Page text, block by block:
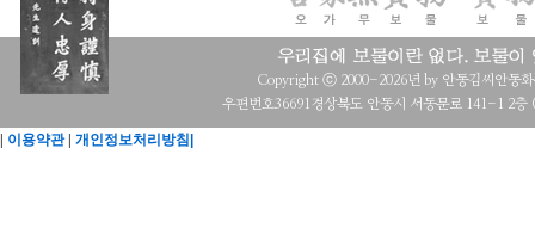
이용약관| 개인정보처리방침|
Copyright ⓒ 2000-2026년 by 안동김씨안동
우편번호36691경상북도 안동시 서동문로 141-1 2